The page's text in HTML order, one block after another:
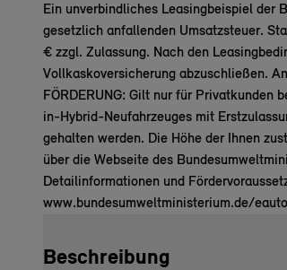
Ein unverbindliches Leasingbeispiel der
gesetzlich anfallenden Umsatzsteuer.
€ zzgl. Zulassung. Nach den
Vollkaskoversicherung abzuschließen.
FÖRDERUNG: Gilt nur für
in-Hybrid-Neufahrzeuges mit
gehalten werden. Die Höhe der Ihnen
über die Webseite des
Detailinformationen und
www.bundesumweltministerium.de/
Beschreibung